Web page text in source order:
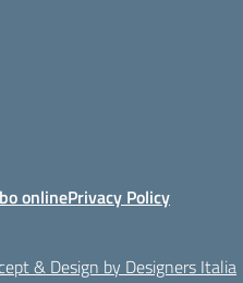
onlinePrivacy Policy
& Design by Designers Italia